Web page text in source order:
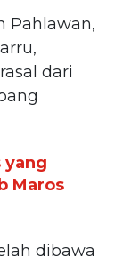
Pahlawan,
dari
yang
Maros
dibawa